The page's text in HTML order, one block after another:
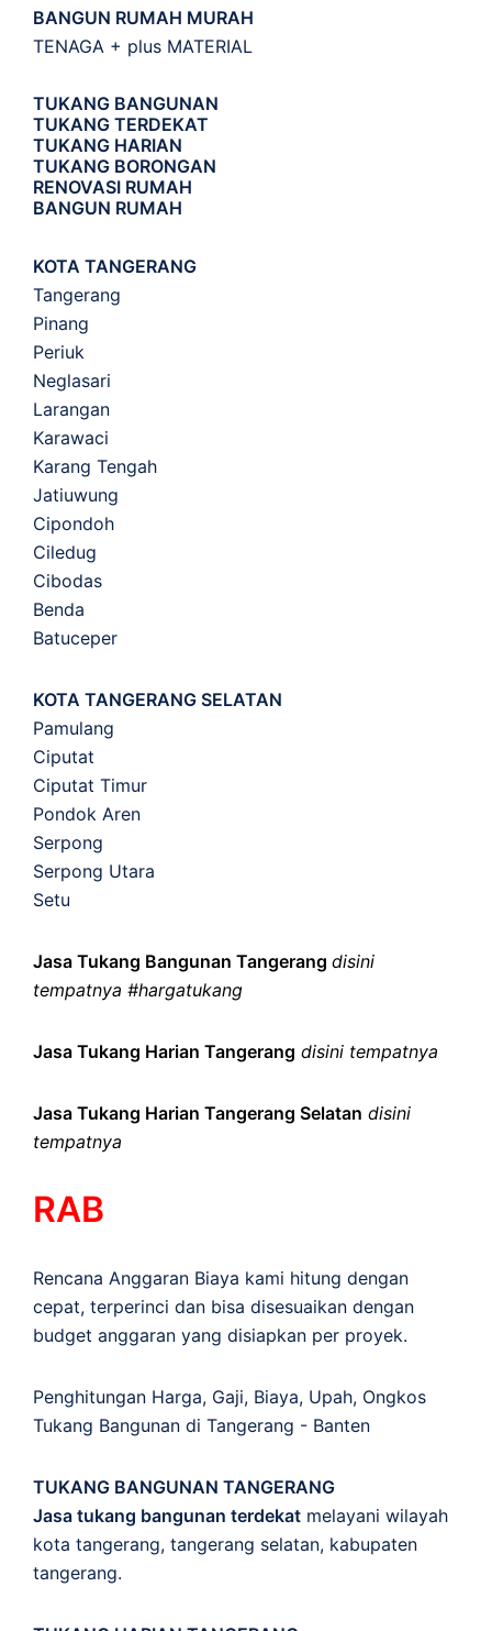
BANGUN RUMAH MURAH
TENAGA + plus MATERIAL
TUKANG BANGUNAN
TUKANG TERDEKAT
TUKANG HARIAN
TUKANG BORONGAN
RENOVASI RUMAH
BANGUN RUMAH
KOTA TANGERANG
Tangerang
Pinang
Periuk
Neglasari
Larangan
Karawaci
Karang Tengah
Jatiuwung
Cipondoh
Ciledug
Cibodas
Benda
Batuceper
KOTA TANGERANG SELATAN
Pamulang
Ciputat
Ciputat Timur
Pondok Aren
Serpong
Serpong Utara
Setu
Jasa Tukang Bangunan Tangerang disini
tempatnya #hargatukang
Jasa Tukang Harian Tangerang disini tempatnya
Jasa Tukang Harian Tangerang Selatan disini
tempatnya
RAB
Rencana Anggaran Biaya kami hitung dengan
cepat, terperinci dan bisa disesuaikan dengan
budget anggaran yang disiapkan per proyek.
Penghitungan Harga, Gaji, Biaya, Upah, Ongkos
Tukang Bangunan di Tangerang - Banten
TUKANG BANGUNAN TANGERANG
Jasa tukang bangunan terdekat melayani wilayah
kota tangerang, tangerang selatan, kabupaten
tangerang.